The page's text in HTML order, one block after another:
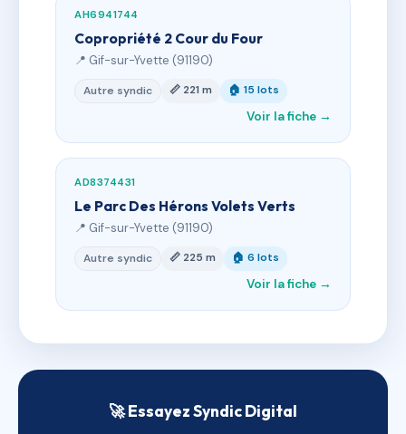
AH6941744
Copropriété 2 Cour du Four
📍 Gif-sur-Yvette (91190)
Autre syndic 📏 221 m 🏠 15 lots
Voir la fiche →
AD8374431
Le Parc Des Hérons Volets Verts
📍 Gif-sur-Yvette (91190)
Autre syndic 📏 225 m 🏠 6 lots
Voir la fiche →
🚀 Essayez Syndic Digital